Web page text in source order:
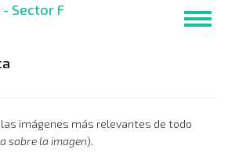
Sector F
imágenes más relevantes de todo
sobre la imagen).